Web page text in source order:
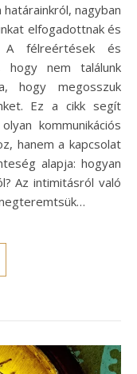
nagyban
elfogadottnak és
A félreértések és
hogy nem találunk
hogy megosszuk
Ez a cikk segít
kommunikációs
hanem a kapcsolat
alapja: hogyan
Az intimitásról való